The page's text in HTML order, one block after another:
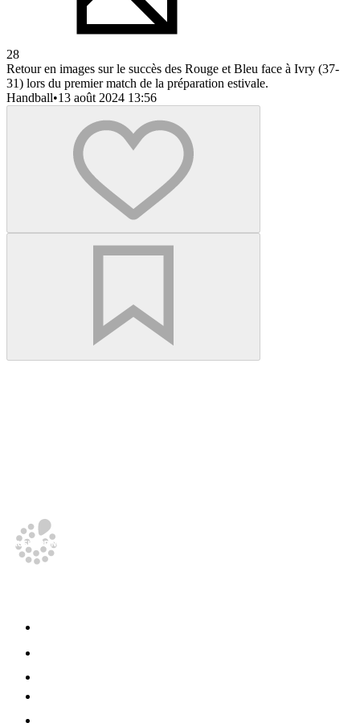
28
Retour en images sur le succès des Rouge et Bleu face à Ivry (37-
31) lors du premier match de la préparation estivale.
Handball•13 août 2024 13:56